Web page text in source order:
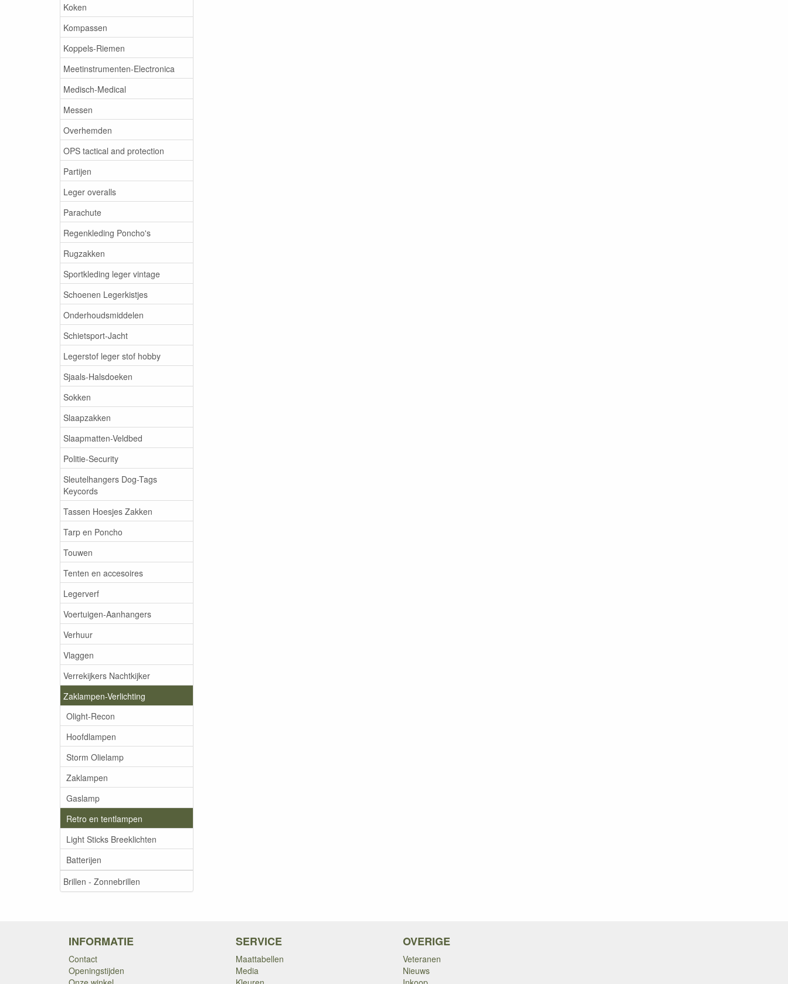
Koken
Kompassen
Koppels-Riemen
Meetinstrumenten-Electronica
Medisch-Medical
Messen
Overhemden
OPS tactical and protection
Partijen
Leger overalls
Parachute
Regenkleding Poncho's
Rugzakken
Sportkleding leger vintage
Schoenen Legerkistjes
Onderhoudsmiddelen
Schietsport-Jacht
Legerstof leger stof hobby
Sjaals-Halsdoeken
Sokken
Slaapzakken
Slaapmatten-Veldbed
Politie-Security
Sleutelhangers Dog-Tags
Keycords
Tassen Hoesjes Zakken
Tarp en Poncho
Touwen
Tenten en accesoires
Legerverf
Voertuigen-Aanhangers
Verhuur
Vlaggen
Verrekijkers Nachtkijker
Zaklampen-Verlichting
Olight-Recon
Hoofdlampen
Storm Olielamp
Zaklampen
Gaslamp
Retro en tentlampen
Light Sticks Breeklichten
Batterijen
Brillen - Zonnebrillen
INFORMATIE
Contact
Openingstijden
SERVICE
Maattabellen
Media
OVERIGE
Veteranen
Nieuws